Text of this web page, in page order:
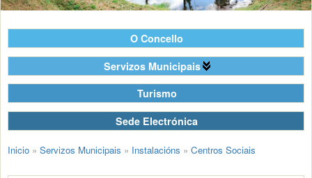
O Concello
Servizos Municipais
Turismo
Sede Electrónica
Inicio » Servizos Municipais » Instalacións » Centros Sociais